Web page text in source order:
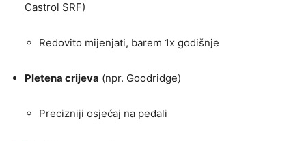
Castrol SRF)
Redovito mijenjati, barem 1x godišnje
Pletena crijeva (npr. Goodridge)
Precizniji osjećaj na pedali